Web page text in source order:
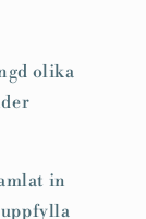
olika
in